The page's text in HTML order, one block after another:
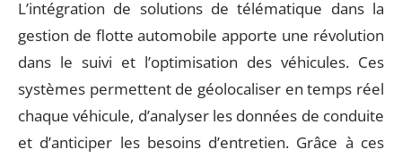
L’intégration de solutions de télématique dans la
gestion de flotte automobile apporte une révolution
dans le suivi et l’optimisation des véhicules. Ces
systèmes permettent de géolocaliser en temps réel
chaque véhicule, d’analyser les données de conduite
et d’anticiper les besoins d’entretien. Grâce à ces